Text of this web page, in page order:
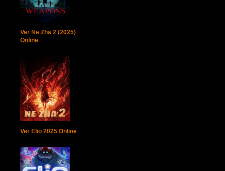
Ver Ne Zha 2 (2025)
Online
Ver Elio 2025 Online